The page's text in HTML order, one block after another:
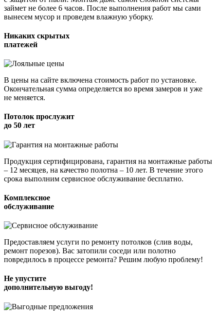
займет не более 6 часов. После выполнения работ мы сами
вынесем мусор и проведем влажную уборку.
Никаких скрытых
платежей
В цены на сайте включена стоимость работ по установке.
Окончательная сумма определяется во время замеров и уже
не меняется.
Потолок прослужит
до 50 лет
Продукция сертифицирована, гарантия на монтажные работы
– 12 месяцев, на качество полотна – 10 лет. В течение этого
срока выполним сервисное обслуживание бесплатно.
Комплексное
обслуживание
Предоставляем услуги по ремонту потолков (слив воды,
ремонт порезов). Вас затопили соседи или полотно
повредилось в процессе ремонта? Решим любую проблему!
Не упустите
дополнительную выгоду!